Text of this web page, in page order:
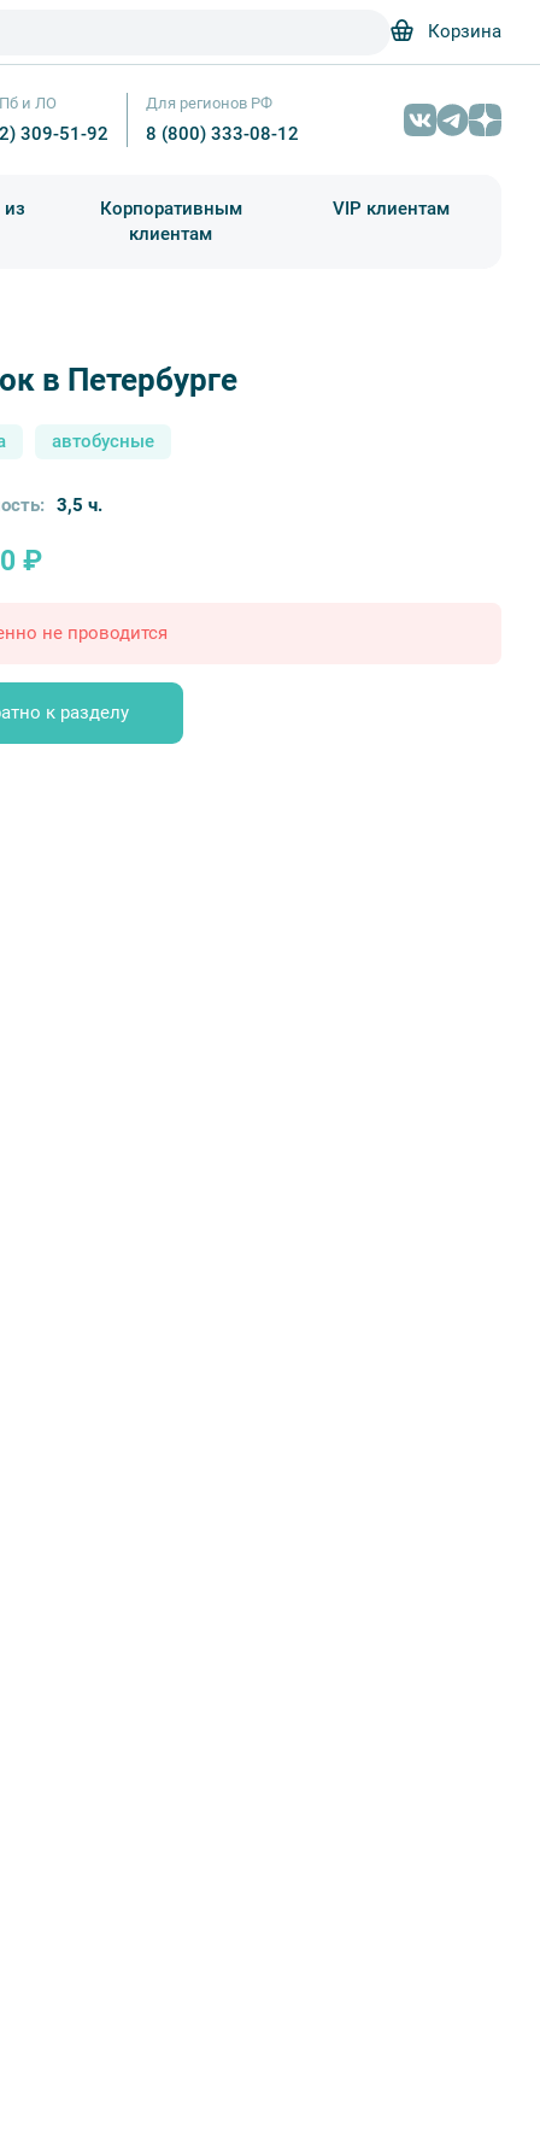
Корзина
и ЛО
309-51-92
Для регионов РФ
8 (800) 333-08-12
Корпоративным
клиентам
VIP клиентам
в ПетербургеДетектив – Фотобанк Лори / Elnur
автобусные
₽
3,5 ч.
не проводится
к разделу